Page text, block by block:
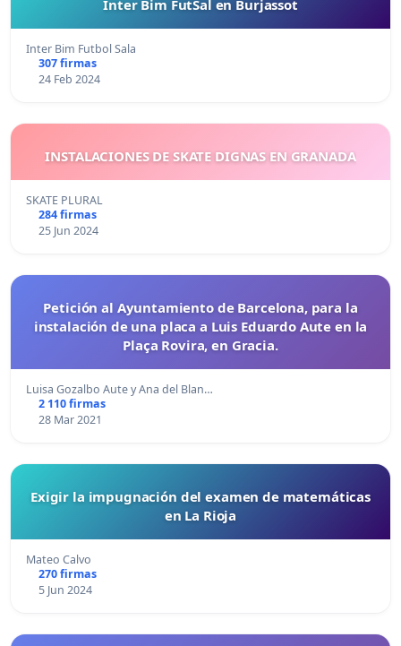
Inter Bim FutSal en Burjassot
Inter Bim Futbol Sala
307 firmas
24 Feb 2024
INSTALACIONES DE SKATE DIGNAS EN GRANADA
SKATE PLURAL
284 firmas
25 Jun 2024
Petición al Ayuntamiento de Barcelona, para la
instalación de una placa a Luis Eduardo Aute en la
Plaça Rovira, en Gracia.
Luisa Gozalbo Aute y Ana del Blan…
2 110 firmas
28 Mar 2021
Exigir la impugnación del examen de matemáticas
en La Rioja
Mateo Calvo
270 firmas
5 Jun 2024